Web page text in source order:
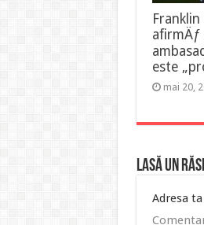
afirmÄƒ
este
mai 20,
Lasă un
Adresa